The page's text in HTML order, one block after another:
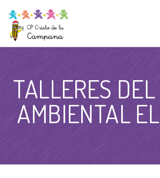
TALLERES
AMBIENTAL